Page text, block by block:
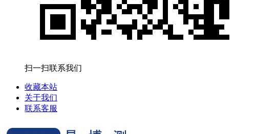
扫一扫联系我们
收藏本站
关于我们
联系客服